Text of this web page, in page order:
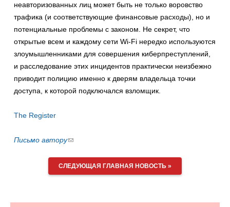
неавторизованных лиц может быть не только воровство
трафика (и соответствующие финансовые расходы), но и
потенциальные проблемы с законом. Не секрет, что
открытые всем и каждому сети Wi-Fi нередко используются
злоумышленниками для совершения киберпреступлений,
и расследование этих инцидентов практически неизбежно
приводит полицию именно к дверям владельца точки
доступа, к которой подключался взломщик.
The Register
Письмо автору(ссылка
отправки
email)
СЛЕДУЮЩАЯ ГЛАВНАЯ НОВОСТЬ »